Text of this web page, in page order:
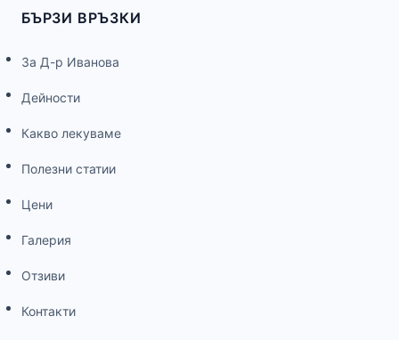
БЪРЗИ ВРЪЗКИ
За Д-р Иванова
Дейности
Какво лекуваме
Полезни статии
Цени
Галерия
Отзиви
Контакти